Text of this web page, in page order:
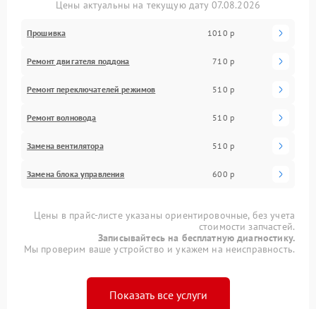
Цены актуальны на текущую дату 07.08.2026
Прошивка 1010 р
Ремонт двигателя поддона 710 р
Ремонт переключателей режимов 510 р
Ремонт волновода 510 р
Замена вентилятора 510 р
Замена блока управления 600 р
Цены в прайс-листе указаны ориентировочные, без учета
стоимости запчастей.
Записывайтесь на бесплатную диагностику.
Мы проверим ваше устройство и укажем на неисправность.
Показать все услуги